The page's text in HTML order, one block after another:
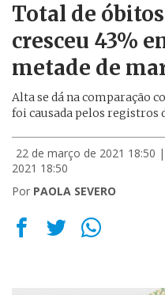
Total de
cresceu 43%
metade de
Alta se dá na comparação
foi causada pelos registros
22 de março de 2021 18:50
2021 18:50
Por PAOLA SEVERO